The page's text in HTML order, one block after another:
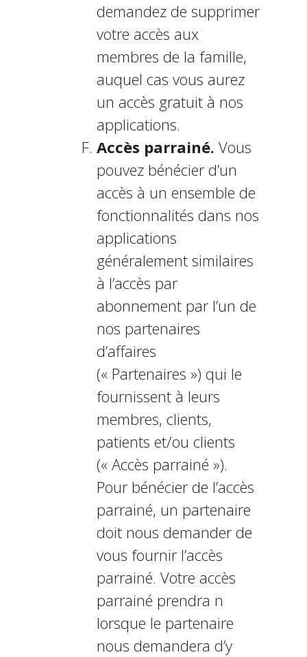
demandez de supprimer
votre accès aux
membres de la famille,
auquel cas vous aurez
un accès gratuit à nos
applications.
Accès parrainé. Vous
pouvez bénéficier d’un
accès à un ensemble de
fonctionnalités dans nos
applications
généralement similaires
à l’accès par
abonnement par l’un de
nos partenaires
d’affaires
(« Partenaires ») qui le
fournissent à leurs
membres, clients,
patients et/ou clients
(« Accès parrainé »).
Pour bénéficier de l’accès
parrainé, un partenaire
doit nous demander de
vous fournir l’accès
parrainé. Votre accès
parrainé prendra fin
lorsque le partenaire
nous demandera d’y